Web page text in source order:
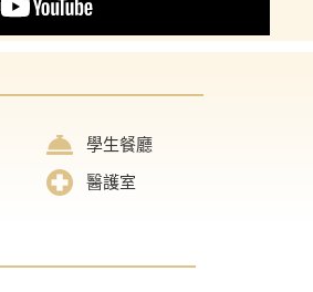
學生餐廳
醫護室